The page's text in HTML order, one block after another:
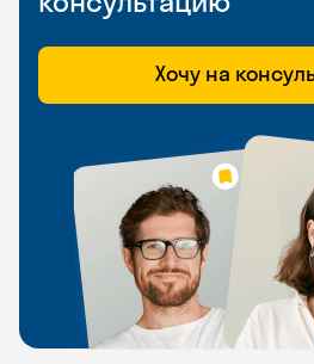
Хочу на